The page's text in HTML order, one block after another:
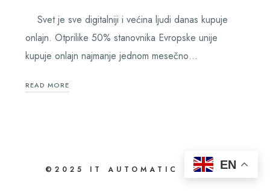
Svet je sve digitalniji i većina ljudi danas kupuje
onlajn. Otprilike 50% stanovnika Evropske unije
kupuje onlajn najmanje jednom mesečno…
READ MORE
©2025 IT AUTOMATIC D.O.O.EN